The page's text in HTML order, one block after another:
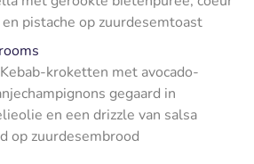
pistache op zuurdesemtoast
kroketten met avocado-
gegaard in
en een drizzle van salsa
op zuurdesembrood